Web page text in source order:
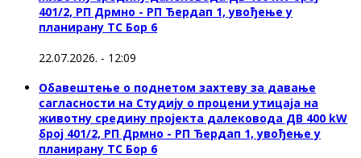
401/2, РП Дрмно - РП Ђердап 1, увођење у
планирану ТС Бор 6
22.07.2026. - 12:09
Обавештење о поднетом захтеву за давање
сагласности на Студију о процени утицаја на
животну средину пројекта далековода ДВ 400 kW
број 401/2, РП Дрмно - РП Ђердап 1, увођење у
планирану ТС Бор 6